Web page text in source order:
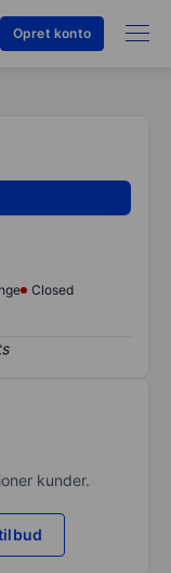
Opret konto
Closed
kunder.